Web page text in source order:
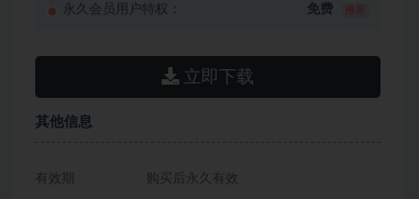
永久会员用户特权： 免费
立即下载
其他信息
有效期 购买后永久有效